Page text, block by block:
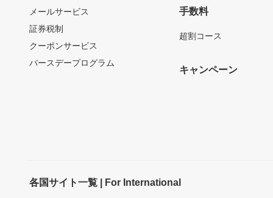
メールサービス
証券税制
クーポンサービス
バースデープログラム
手数料
超割コース
キャンペーン
各国サイト一覧 | For International